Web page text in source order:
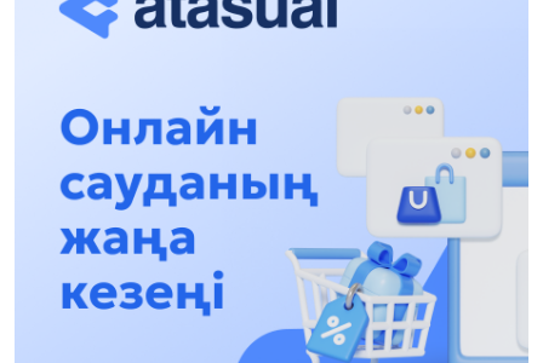
13:13, 30 Шілде 2026
Асхат Асылбеков: Күшті билікке күшті
тұлғалар керек!
12:01, 28 Шілде 2026
Абзал Достияр: Думан Мұхаметкәрімді